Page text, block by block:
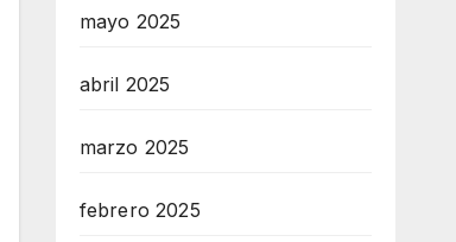
mayo 2025
abril 2025
marzo 2025
febrero 2025